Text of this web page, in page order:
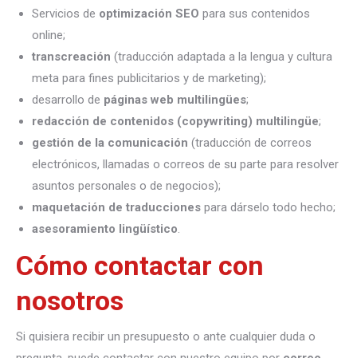
Servicios de optimización SEO para sus contenidos
online;
transcreación (traducción adaptada a la lengua y cultura
meta para fines publicitarios y de marketing);
desarrollo de páginas web multilingües;
redacción de contenidos (copywriting) multilingüe;
gestión de la comunicación (traducción de correos
electrónicos, llamadas o correos de su parte para resolver
asuntos personales o de negocios);
maquetación de traducciones para dárselo todo hecho;
asesoramiento lingüístico.
Cómo contactar con
nosotros
Si quisiera recibir un presupuesto o ante cualquier duda o